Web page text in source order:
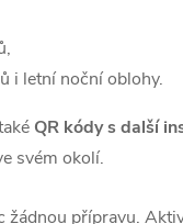
i letní noční oblohy.
QR kódy s další
svém okolí.
žádnou přípravu.